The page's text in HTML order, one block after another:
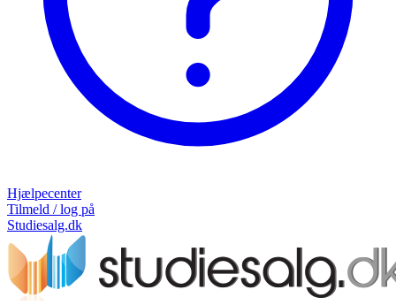
Hjælpecenter
Tilmeld / log på
Studiesalg.dk